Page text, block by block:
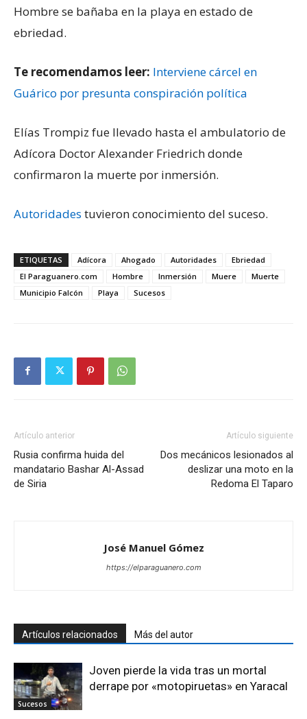
Hombre se bañaba en la playa en estado de
ebriedad.
Te recomendamos leer: Interviene cárcel en
Guárico por presunta conspiración política
Elías Trompiz fue llevado hasta el ambulatorio de
Adícora Doctor Alexander Friedrich donde
confirmaron la muerte por inmersión.
Autoridades tuvieron conocimiento del suceso.
ETIQUETAS Adícora Ahogado Autoridades
Ebriedad
El Paraguanero.com
Hombre Inmersión Muere
Muerte
Municipio Falcón
Playa Sucesos
Artículo anterior
Rusia confirma huida del
mandatario Bashar Al-Assad
de Siria
Artículo siguiente
Dos mecánicos lesionados al
deslizar una moto en la
Redoma El Taparo
José Manuel Gómez
https://elparaguanero.com
Artículos relacionados Más del autor
Sucesos
Joven pierde la vida tras un mortal
derrape por «motopiruetas» en Yaracal